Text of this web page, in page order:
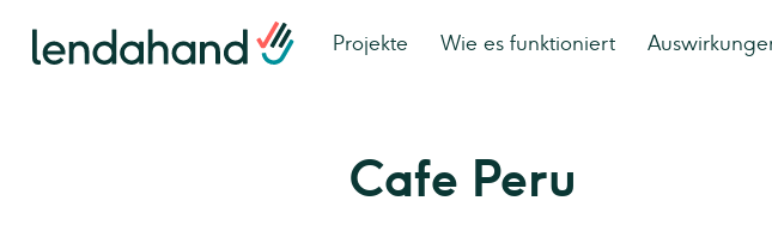
Projekte Wie es funktioniert
Cafe Peru